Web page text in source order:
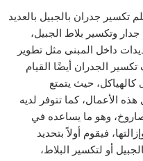
تكسير جدران بالجبيل بالعديد
وتكسير بلاط الجبيل،
داخل المبنى مثل تطوير
الجدران أيضًا القيام
كالهياكل، حيث يتمتع
هذه الأعمال، كما تتوفر لديه
وهو ما يساعده في
فيقوم أولاً بتحديد
أو لتكسير البلاط،